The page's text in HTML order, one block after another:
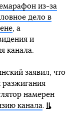
из-за
дело в
, а
и
канала.
заявил, что
разжигания
намерен
канала.